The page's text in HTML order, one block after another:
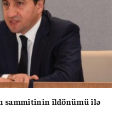
sammitinin ildönümü ilə